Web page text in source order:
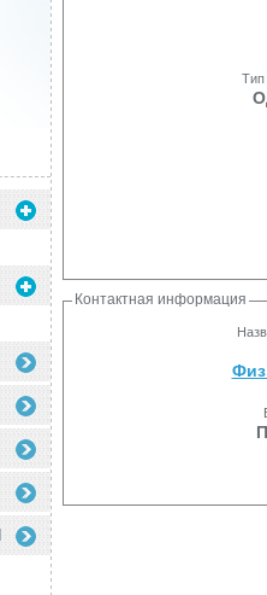
Тип
Контактная информация